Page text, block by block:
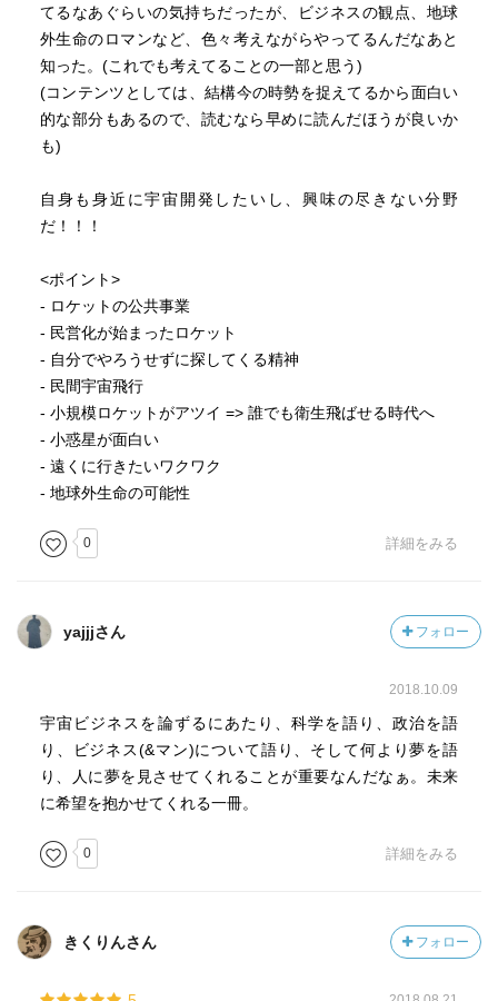
てるなあぐらいの気持ちだったが、ビジネスの観点、地球
外生命のロマンなど、色々考えながらやってるんだなあと
知った。(これでも考えてることの一部と思う)
(コンテンツとしては、結構今の時勢を捉えてるから面白い
的な部分もあるので、読むなら早めに読んだほうが良いか
も)
自身も身近に宇宙開発したいし、興味の尽きない分野
だ！！！
<ポイント>
- ロケットの公共事業
- 民営化が始まったロケット
- 自分でやろうせずに探してくる精神
- 民間宇宙飛行
- 小規模ロケットがアツイ => 誰でも衛生飛ばせる時代へ
- 小惑星が面白い
- 遠くに行きたいワクワク
- 地球外生命の可能性
0 詳細をみる
yajjjさん フォロー
2018.10.09
宇宙ビジネスを論ずるにあたり、科学を語り、政治を語
り、ビジネス(&マン)について語り、そして何より夢を語
り、人に夢を見させてくれることが重要なんだなぁ。未来
に希望を抱かせてくれる一冊。
0 詳細をみる
きくりんさん フォロー